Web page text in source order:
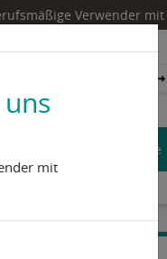
Verwender
& Flüssigkunststoffe
mit